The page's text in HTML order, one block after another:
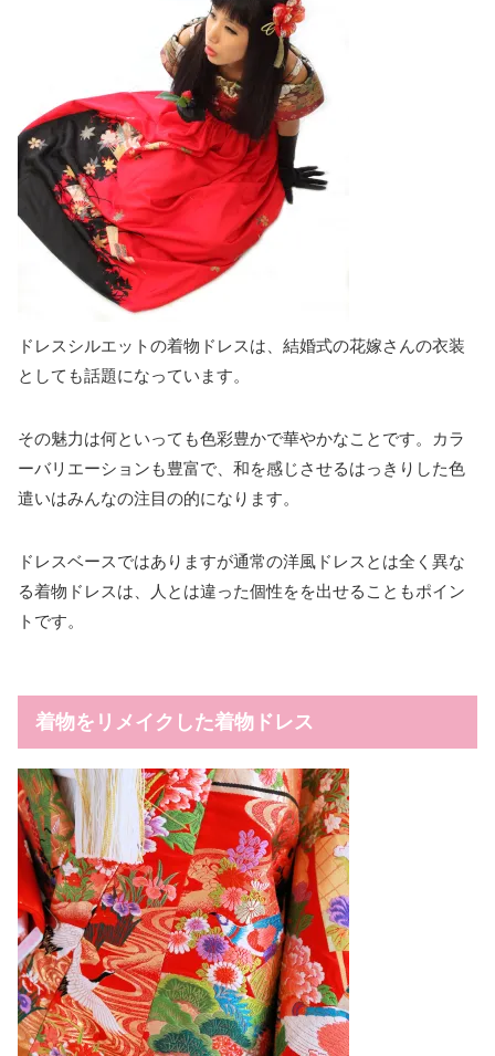
ドレスシルエットの着物ドレスは、結婚式の花嫁さんの衣装
としても話題になっています。
その魅力は何といっても色彩豊かで華やかなことです。カラ
ーバリエーションも豊富で、和を感じさせるはっきりした色
遣いはみんなの注目の的になります。
ドレスベースではありますが通常の洋風ドレスとは全く異な
る着物ドレスは、人とは違った個性をを出せることもポイン
トです。
着物をリメイクした着物ドレス